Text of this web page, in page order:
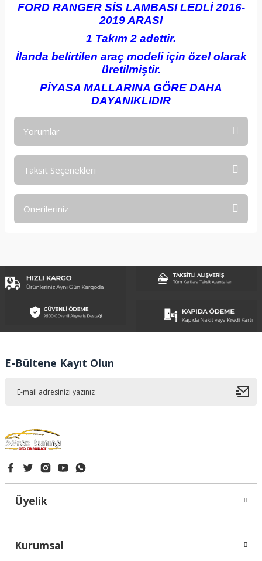
FORD RANGER SİS LAMBASI LEDLİ 2016-
2019 ARASI
1 Takım 2 adettir.
İlanda belirtilen araç modeli için özel olarak
üretilmiştir.
PİYASA MALLARINA GÖRE DAHA
DAYANIKLIDIR
Yorumlar
Taksit Seçenekleri
Önerileriniz
Görüş ve önerileriniz için teşekkür ederiz.
Ürün açıklamasında eksik bilgiler bulunuyor.
Ürün bilgilerinde hatalar bulunuyor.
Bu ürüne benzer farklı alternatifler olmalı.
E-Bültene Kayıt Olun
Üyelik
Kurumsal